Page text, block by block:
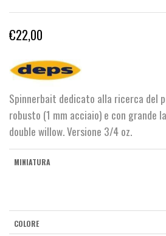
€22,00
Spinnerbait dedicato alla ricerca del
robusto (1 mm acciaio) e con grande
double willow. Versione 3/4 oz.